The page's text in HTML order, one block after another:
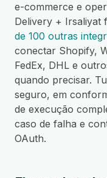
e-commerce e
Delivery + Irsaliyat
de 100 outras
conectar Shopify,
FedEx, DHL e
quando precisar.
seguro, em
de execução
caso de falha e
OAuth.